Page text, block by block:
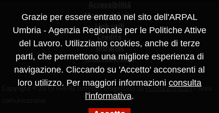
Mappa del sito
Link utili
Credits
Intranet
Area Riservata
Copyright © 2019 ARPAL Umbria | Progettato daPuntoZero scarl- Area
Grazie per essere entrato nel sito dell'ARPAL
Umbria - Agenzia Regionale per le Politiche Attive
del Lavoro. Utilizziamo cookies, anche di terze
parti, che permettono una migliore esperienza di
navigazione. Cliccando su 'Accetto' acconsenti al
loro utilizzo. Per maggiori informazioni consulta
l'informativa.